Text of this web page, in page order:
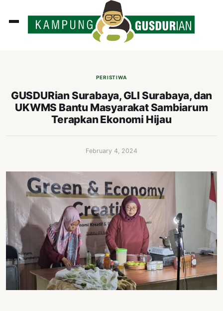
PERISTIWA
GUSDURian Surabaya, GLI Surabaya, dan
UKWMS Bantu Masyarakat Sambiarum
Terapkan Ekonomi Hijau
February 4, 2024